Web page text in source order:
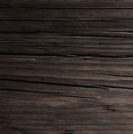
20220730_141324